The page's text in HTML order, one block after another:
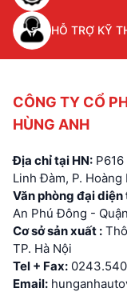
HỖ TRỢ KỸ
CÔNG TY CỔ
HÙNG ANH
Địa chỉ tại HN:
Linh Đàm, P. Hoàng
Văn phòng đại diện
An Phú Đông -
Cơ sở sản xuất :
TP. Hà Nội
Tel + Fax:
Email: